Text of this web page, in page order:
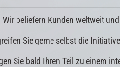
Wir beliefern Kunden weltweit
Sie gerne selbst die
Sie bald Ihren Teil zu einem